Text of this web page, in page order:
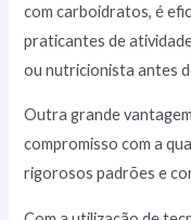
com carboidratos, é
praticantes de
ou nutricionista antes
Outra grande
compromisso com a
rigorosos padrões e